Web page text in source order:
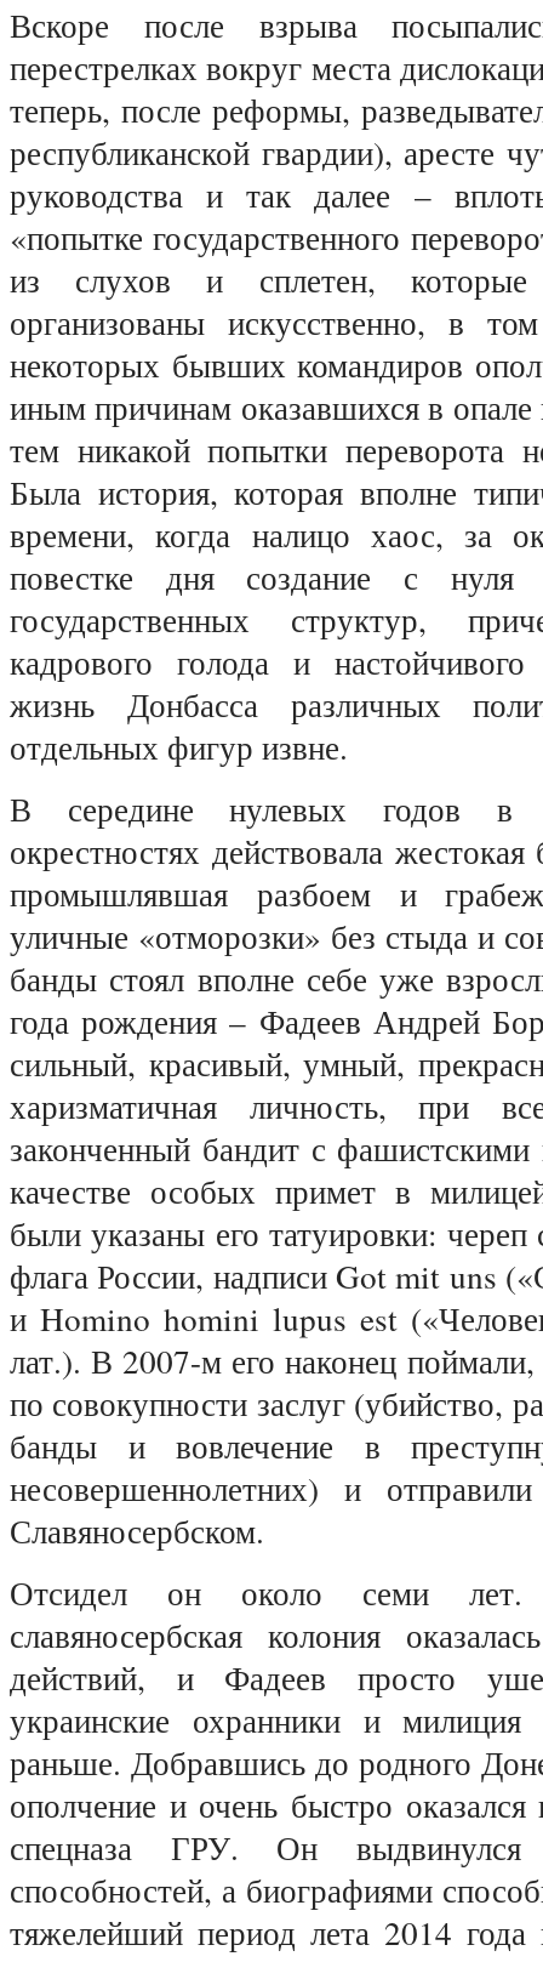
Вскоре после взрыва
перестрелках вокруг места
теперь, после реформы,
республиканской гвардии), аресте
руководства и так далее –
«попытке государственного
из слухов и сплетен,
организованы искусственно, в
некоторых бывших командиров
иным причинам оказавшихся в
тем никакой попытки переворота
Была история, которая вполне
времени, когда налицо хаос, за
повестке дня создание с
государственных структур,
кадрового голода и
жизнь Донбасса различных
отдельных фигур извне.
В середине нулевых годов в
окрестностях действовала
промышлявшая разбоем и
уличные «отморозки» без стыда и
банды стоял вполне себе уже
года рождения – Фадеев Андрей
сильный, красивый, умный,
харизматичная личность, при
законченный бандит с
качестве особых примет в
были указаны его татуировки:
флага России, надписи Got mit uns
и Homino homini lupus est
лат.). В 2007-м его наконец
по совокупности заслуг (убийство,
банды и вовлечение в
несовершеннолетних) и
Славяносербском.
Отсидел он около семи лет.
славяносербская колония
действий, и Фадеев просто
украинские охранники и милиция
раньше. Добравшись до родного
ополчение и очень быстро
спецназа ГРУ. Он
способностей, а биографиями
тяжелейший период лета 2014